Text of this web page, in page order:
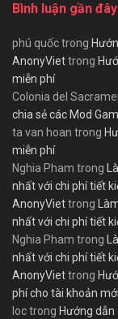
Bình luận gần đây
phú quốctrong
AnonyViettrong
miễn phí
Colonia del
chia sẻ các Mod
ta van hoan trong
miễn phí
Nghia Pham trong
nhất với chi phí tiết
AnonyViettrong
nhất với chi phí tiết
Nghia Pham trong
nhất với chi phí tiết
AnonyViettrong
phí cho tài khoản mới
loctrong Hướng dẫn